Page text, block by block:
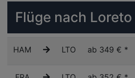
Flüge nach Loreto
HAM LTO ab 349 € *